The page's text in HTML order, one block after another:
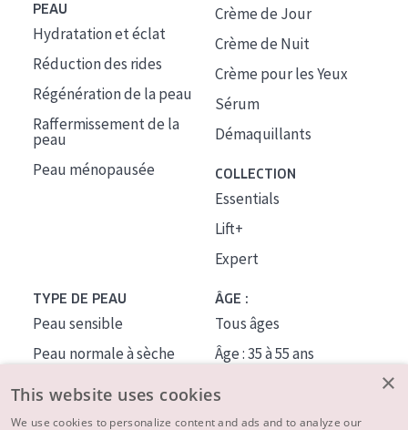
PEAU
Hydratation et éclat
Réduction des rides
Régénération de la peau
Raffermissement de la
peau
Peau ménopausée
Crème de Jour
Crème de Nuit
Crème pour les Yeux
Sérum
Démaquillants
COLLECTION
Essentials
Lift+
Expert
TYPE DE PEAU
Peau sensible
Peau normale à sèche
Peau mixte ou grasse
Peau mature
ÂGE :
Tous âges
Âge : 35 à 55 ans
×
This website uses cookies
We use cookies to personalize content and ads and to analyze our